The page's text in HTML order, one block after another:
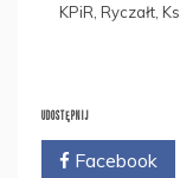
KPiR, Ryczałt,
UDOSTĘPNIJ
Facebook